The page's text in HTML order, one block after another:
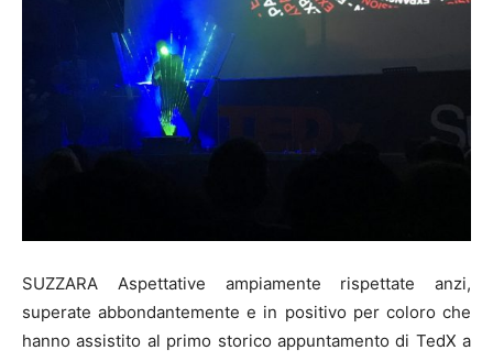
SUZZARA Aspettative ampiamente rispettate anzi,
superate abbondantemente e in positivo per coloro che
hanno assistito al primo storico appuntamento di TedX a